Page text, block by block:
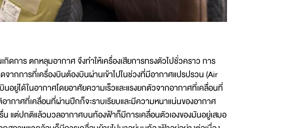
ดการ ตกหลุมอากาศ จึงทำให้เครื่องเสียการทรงตัวไปชั่วคราว การ
ากการที่เครื่องบินต้องบินผ่านเข้าไปในช่วงที่มีอากาศแปรปรวน (Air
นอยู่ได้ในอากาศโดยอาศัยความเร็วและแรงยกตัวจากอากาศที่เคลื่อนที่
ากาศที่เคลื่อนที่ผ่านปีกก็จะราบเรียบและมีความหนาแน่นของอากาศ
น แต่ปกติแล้วมวลอากาศบนท้องฟ้าก็มีการเคลื่อนตัวเองของมันอยู่เสมอ